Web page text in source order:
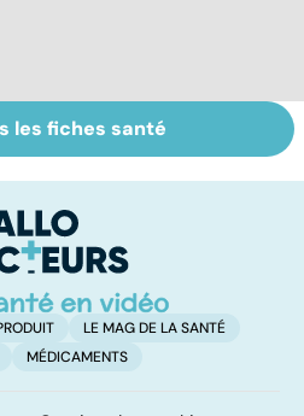
Accident
vasculaire
également
touché
les fiches santé
LE MAG DE LA SANTÉ
MÉDICAMENTS